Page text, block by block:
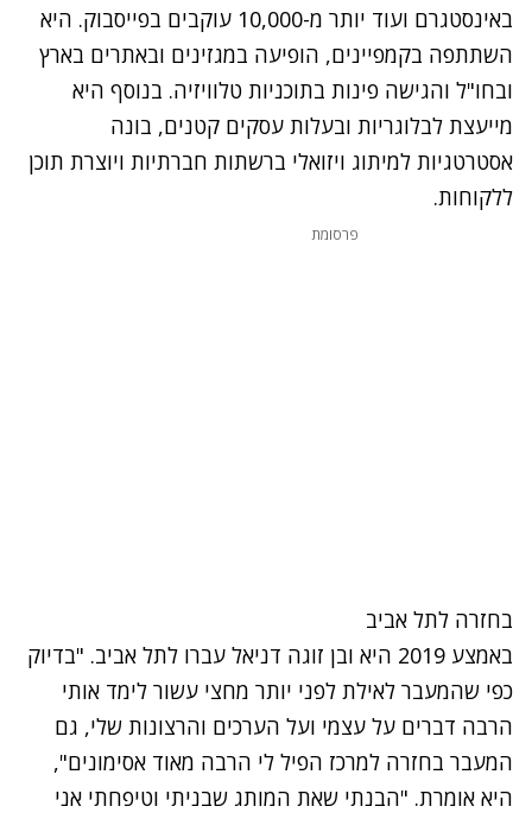
באינסטגרם ועוד יותר מ-10,000 עוקבים בפייסבוק. היא
השתתפה בקמפיינים, הופיעה במגזינים ובאתרים בארץ
ובחו"ל והגישה פינות בתוכניות טלוויזיה. בנוסף היא
מייעצת לבלוגריות ובעלות עסקים קטנים, בונה
אסטרטגיות למיתוג ויזואלי ברשתות חברתיות ויוצרת תוכן
ללקוחות.
פרסומת
בחזרה לתל אביב
באמצע 2019 היא ובן זוגה דניאל עברו לתל אביב. "בדיוק
כפי שהמעבר לאילת לפני יותר מחצי עשור לימד אותי
הרבה דברים על עצמי ועל הערכים והרצונות שלי, גם
המעבר בחזרה למרכז הפיל לי הרבה מאוד אסימונים",
היא אומרת. "הבנתי שאת המותג שבניתי וטיפחתי אני